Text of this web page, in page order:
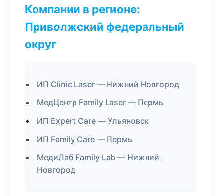
Компании в регионе:
Приволжский федеральный
округ
ИП Clinic Laser — Нижний Новгород
МедЦентр Family Laser — Пермь
ИП Expert Care — Ульяновск
ИП Family Care — Пермь
МедиЛаб Family Lab — Нижний
Новгород